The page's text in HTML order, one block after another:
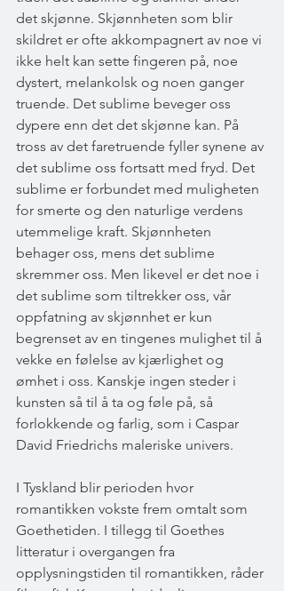
det skjønne. Skjønnheten som blir
skildret er ofte akkompagnert av noe vi
ikke helt kan sette fingeren på, noe
dystert, melankolsk og noen ganger
truende. Det sublime beveger oss
dypere enn det det skjønne kan. På
tross av det faretruende fyller synene av
det sublime oss fortsatt med fryd. Det
sublime er forbundet med muligheten
for smerte og den naturlige verdens
utemmelige kraft. Skjønnheten
behager oss, mens det sublime
skremmer oss. Men likevel er det noe i
det sublime som tiltrekker oss, vår
oppfatning av skjønnhet er kun
begrenset av en tingenes mulighet til å
vekke en følelse av kjærlighet og
ømhet i oss. Kanskje ingen steder i
kunsten så til å ta og føle på, så
forlokkende og farlig, som i Caspar
David Friedrichs maleriske univers.
I Tyskland blir perioden hvor
romantikken vokste frem omtalt som
Goethetiden. I tillegg til Goethes
litteratur i overgangen fra
opplysningstiden til romantikken, råder